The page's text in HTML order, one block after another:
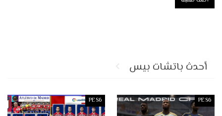
أحدث باتشات بيس
PES6
PES6